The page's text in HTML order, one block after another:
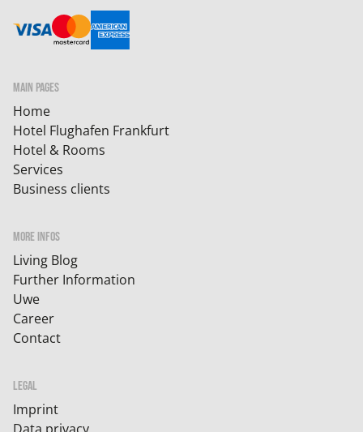
MAIN PAGES
Home
Hotel Flughafen Frankfurt
Hotel & Rooms
Services
Business clients
MORE INFOS
Living Blog
Further Information
Uwe
Career
Contact
LEGAL
Imprint
Data privacy